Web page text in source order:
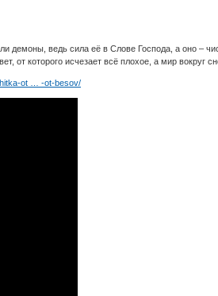
демоны, ведь сила её в Слове Господа, а оно –
от которого исчезает всё плохое, а мир вокруг
ot … -ot-besov/